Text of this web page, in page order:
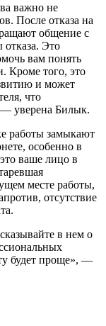
важно не
После отказа на
общение с
Это
вам понять
Кроме того, это
и может
что
уверена Билык.
работы замыкают
особенно в
ваше лицо в
месте работы,
отсутствие
в нем о
будет проще», —